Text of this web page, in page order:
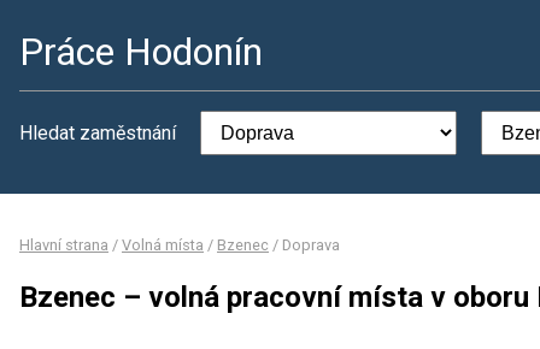
Práce Hodonín
Hledat zaměstnání
Hlavní strana / Volná místa / Bzenec / Doprava
Bzenec – volná pracovní místa v oboru